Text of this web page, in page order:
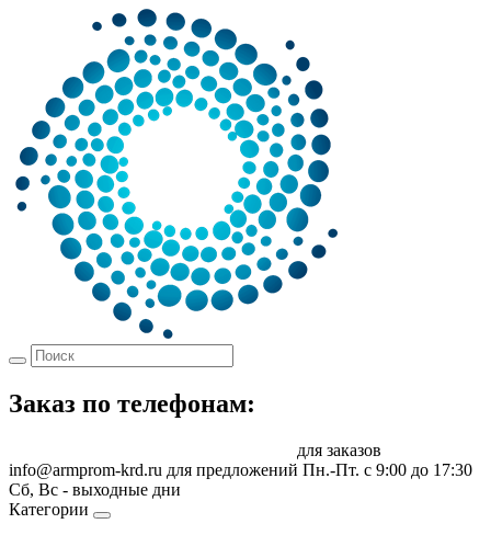
Заказ по телефонам:
для заказов
info@armprom-krd.ru для предложений Пн.-Пт. c 9:00 до 17:30
Сб, Вс - выходные дни
Категории